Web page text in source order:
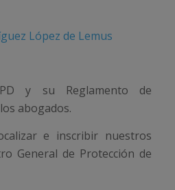
López de Lemus
y su Reglamento de
abogados.
e inscribir nuestros
General de Protección de